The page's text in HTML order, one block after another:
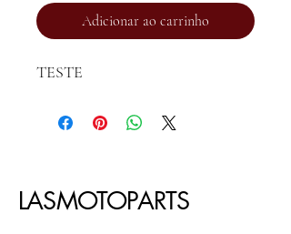
Adicionar ao carrinho
TESTE
LASMOTOPARTS